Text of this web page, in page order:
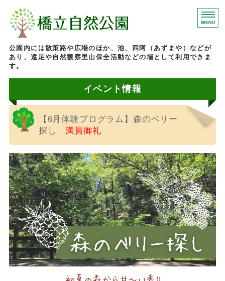
石川県加賀市にある
公園内には散策路や広場のほか、池、四阿（あずまや）などが
あり、遠足や自然観察里山保全活動などの場として利用できま
す。
園内マップ
イベント情報
お問い合わせ
イベント情報
【6月体験プログラム】森のベリー
探し満員御礼